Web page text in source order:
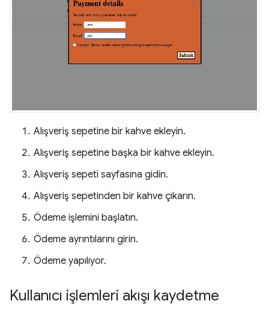
Alışveriş sepetine bir kahve ekleyin.
Alışveriş sepetine başka bir kahve ekleyin.
Alışveriş sepeti sayfasına gidin.
Alışveriş sepetinden bir kahve çıkarın.
Ödeme işlemini başlatın.
Ödeme ayrıntılarını girin.
Ödeme yapılıyor.
Kullanıcı işlemleri akışı kaydetme